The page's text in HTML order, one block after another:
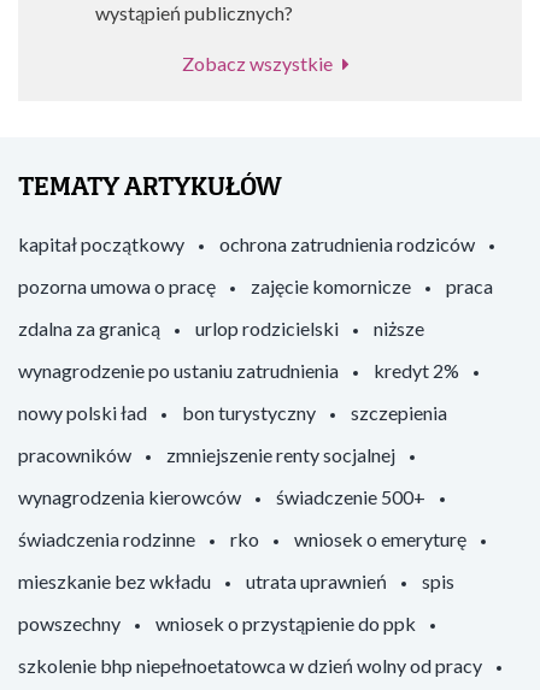
wystąpień publicznych?
Zobacz wszystkie
TEMATY ARTYKUŁÓW
kapitał początkowy
ochrona zatrudnienia rodziców
pozorna umowa o pracę
zajęcie komornicze
praca
zdalna za granicą
urlop rodzicielski
niższe
wynagrodzenie po ustaniu zatrudnienia
kredyt 2%
nowy polski ład
bon turystyczny
szczepienia
pracowników
zmniejszenie renty socjalnej
wynagrodzenia kierowców
świadczenie 500+
świadczenia rodzinne
rko
wniosek o emeryturę
mieszkanie bez wkładu
utrata uprawnień
spis
powszechny
wniosek o przystąpienie do ppk
szkolenie bhp niepełnoetatowca w dzień wolny od pracy